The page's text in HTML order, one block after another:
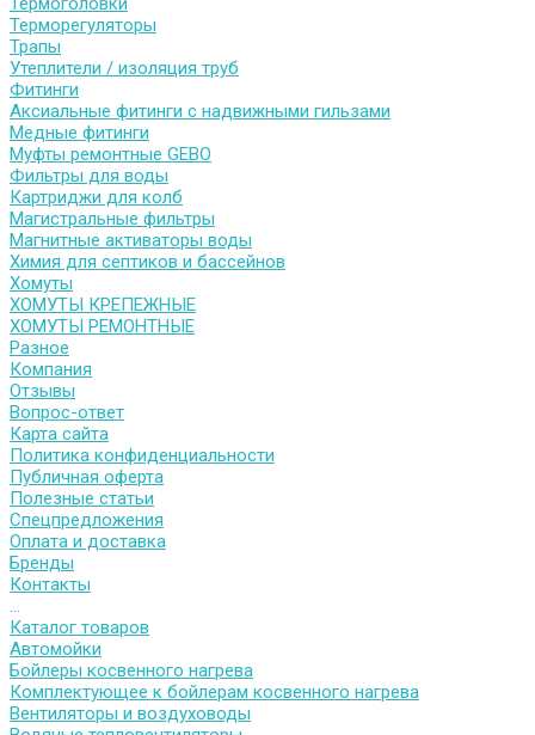
Терморегуляторы
Трапы
Утеплители / изоляция труб
Фитинги
Аксиальные фитинги с надвижными гильзами
Медные фитинги
Муфты ремонтные GEBO
Фильтры для воды
Картриджи для колб
Магистральные фильтры
Магнитные активаторы воды
Химия для септиков и бассейнов
Хомуты
ХОМУТЫ КРЕПЕЖНЫЕ
ХОМУТЫ РЕМОНТНЫЕ
Разное
Компания
Отзывы
Вопрос-ответ
Карта сайта
Политика конфиденциальности
Публичная оферта
Полезные статьи
Спецпредложения
Оплата и доставка
Бренды
Контакты
...
Каталог товаров
Автомойки
Бойлеры косвенного нагрева
Комплектующее к бойлерам косвенного нагрева
Вентиляторы и воздуховоды